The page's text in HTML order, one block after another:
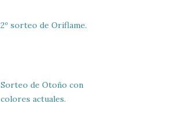
2º sorteo de Oriflame.
Sorteo de Otoño con
colores actuales.